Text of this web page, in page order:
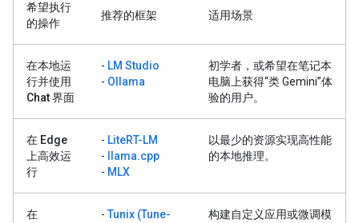
希望执行
的操作
推荐的框架 适用场景
在本地运
行并使用
Chat 界面
- LM Studio
- Ollama
初学者，或希望在笔记本
电脑上获得“类 Gemini”体
验的用户。
在 Edge
上高效运
行
- LiteRT-LM
-
llama.cpp
- MLX
以最少的资源实现高性能
的本地推理。
在
- Tunix (Tune-
构建自定义应用或微调模